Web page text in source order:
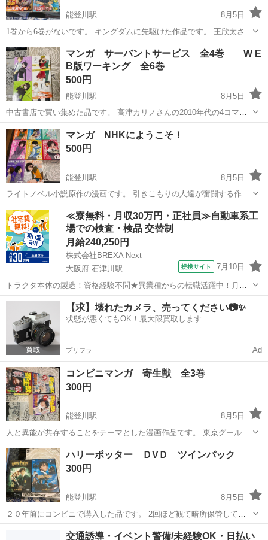
能登川駅
8月5日
1巻から6巻がないです。 キングダムに先駆けた作品です。 王欣太さん
の漫画作品です。
滋賀 東近江市 能登川駅 マンガ、コミック、アニメ
蒼天航路
マンガ サーバントサービス 全4巻 W E
B版ワーキング 全6巻
500円
能登川駅
8月5日
中古書店で買い集めた品です。 高津カリノさんの2010年代の4コマ漫
画です。
滋賀 東近江市 能登川駅 マンガ、コミック、アニメ
マンガ NHKにようこそ！
500円
能登川駅
8月5日
ライトノベル小説原作の漫画です。 引きこもりの人達が奮闘する作品
です。 NHKは「日本引きこもり協会」の略称です。 涼宮ハルヒの憂鬱
が台頭するまではエヴァで有名な角川で売れていた作品です。 銀魂が
この作品のスタイルを...
滋賀 東近江市 能登川駅 マンガ、コミック、アニメ
マンガ
≪寮無料・月収30万円・正社員≫自動車系工
場での検査・検品 交替制
月給240,250円
株式会社BREXA Next
大阪府 石津川駅
提携サイト 7月10日
トラクタ本体の製造！資格経験不問★異業種からの転職活躍中！月収
例29万円以上！生活支援物資事前対応可◎即日入寮OK！寮費はずっと
無料＆備品付き1R寮完備！赴任旅費会社負担！工場まで無料送迎あり
◎《大阪府堺市》 人気の工場の...
大阪 堺市 石津川駅
【求】壊れたカメラ、売ってください📷✨
状態が悪くてもOK！最大限買取します
プリフラ Ad
コンビニマンガ 寄生獣 全3巻
300円
能登川駅
8月5日
人と異能が共存することをテーマとした漫画作品です。 東京グールが
似た作品です。
滋賀 東近江市 能登川駅 マンガ、コミック、アニメ
寄生獣
ハリーポッター ＤVＤ ツインパック
300円
能登川駅
8月5日
２０年前にコンビニで購入した品です。 2回ほど観て暗所保管してま
した。 箱は多少傷んでますが、ＤVＤディスクの状態はいいです。
東近江市 能登川駅 DVD/ブルーレイ
交通誘導・イベント警備/未経験OK・日払い